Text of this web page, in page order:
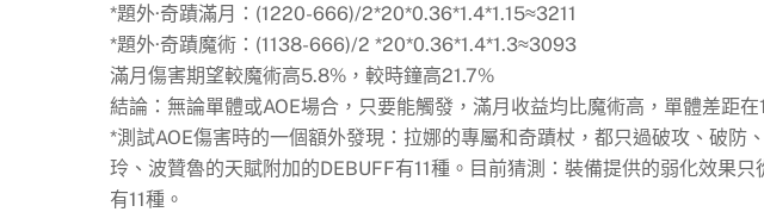
*題外·奇蹟滿月：(1220-666)/2*20*0.36*1.4*1.15≈3211
*題外·奇蹟魔術：(1138-666)/2 *20*0.36*1.4*1.3≈3093
滿月傷害期望較魔術高5.8%，較時鐘高21.7%
結論：無論單體或AOE場合，只要能觸發，滿月收益均比魔術高，單體差距在
*測試AOE傷害時的一個額外發現：拉娜的專屬和奇蹟杖，都只過破攻、破防
玲、波贊魯的天賦附加的DEBUFF有11種。目前猜測：裝備提供的弱化效果
有11種。